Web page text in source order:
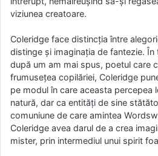
viziunea creatoare.
Coleridge face distincţia între
distinge şi imaginaţia de fantezie.
după um am mai spus, poetul care
frumuseţea copilăriei, Coleridge
pe modul în care aceasta percepea
natură, dar ca entităţi de sine
comuniune de care amintea
Coleridge avea darul de a crea
mister, prin intermediul unui spirit